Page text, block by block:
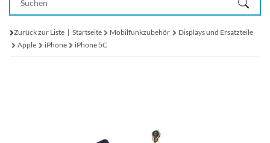
Zurück zur Liste Startseite Mobilfunkzubehör
Displays und Ersatzteile
Apple
iPhone iPhone 5C